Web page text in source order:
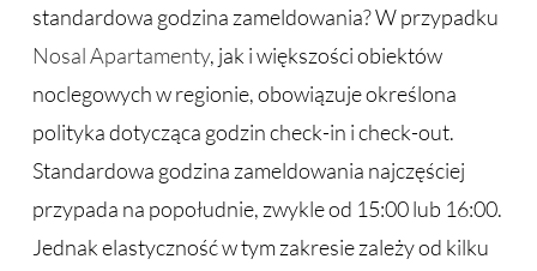
standardowa godzina zameldowania? W przypadku
Nosal Apartamenty, jak i większości obiektów
noclegowych w regionie, obowiązuje określona
polityka dotycząca godzin check-in i check-out.
Standardowa godzina zameldowania najczęściej
przypada na popołudnie, zwykle od 15:00 lub 16:00.
Jednak elastyczność w tym zakresie zależy od kilku